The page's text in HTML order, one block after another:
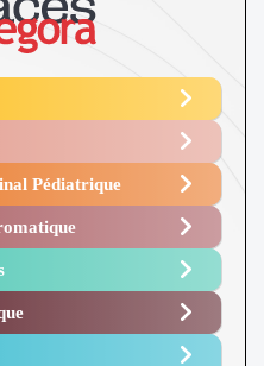
Pédiatrique